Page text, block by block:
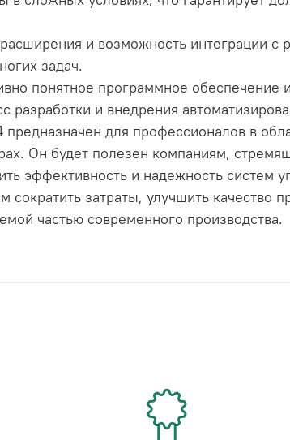
и возможность интеграции с
задач.
понятное программное
разработки и внедрения
предназначен для профессионалов в
Он будет полезен компаниям,
эффективность и надежность систем
сократить затраты, улучшить качество
частью современного производства.